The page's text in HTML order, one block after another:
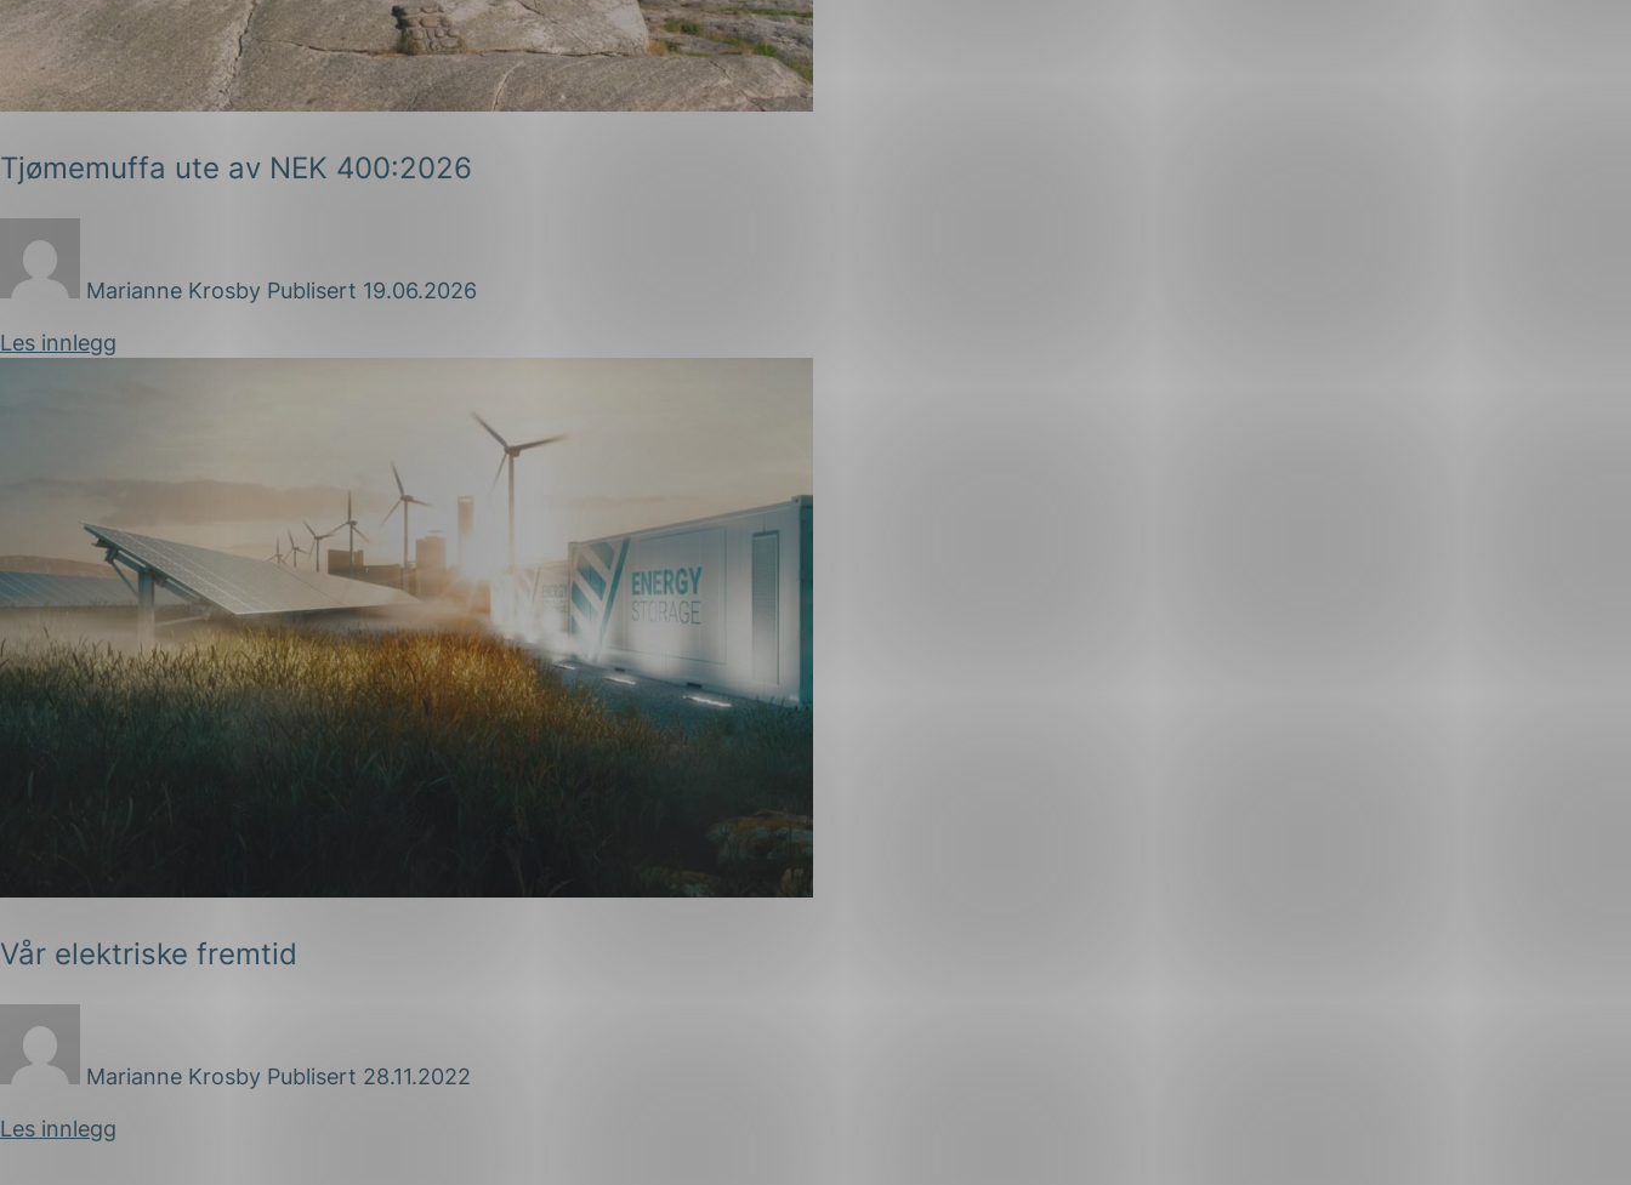
Forsvar og beredskap
Industri og automatisering
Maritime elinstallasjoner
Samferdsel
Norsk English
Tjømemuffa ute av NEK 400:2026
Marianne Krosby Publisert 19.06.2026
Les innlegg
Vår elektriske fremtid
Marianne Krosby Publisert 28.11.2022
Les innlegg